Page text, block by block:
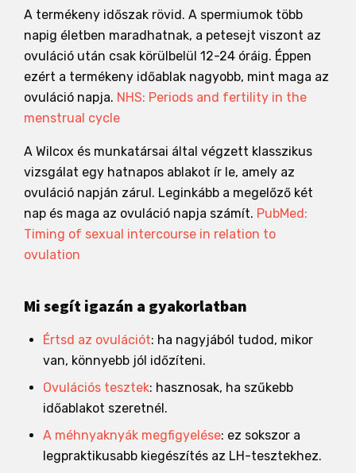
A termékeny időszak rövid. A spermiumok több
napig életben maradhatnak, a petesejt viszont az
ovuláció után csak körülbelül 12-24 óráig. Éppen
ezért a termékeny időablak nagyobb, mint maga az
ovuláció napja. NHS: Periods and fertility in the
menstrual cycle
A Wilcox és munkatársai által végzett klasszikus
vizsgálat egy hatnapos ablakot ír le, amely az
ovuláció napján zárul. Leginkább a megelőző két
nap és maga az ovuláció napja számít. PubMed:
Timing of sexual intercourse in relation to
ovulation
Mi segít igazán a gyakorlatban
Értsd az ovulációt: ha nagyjából tudod, mikor
van, könnyebb jól időzíteni.
Ovulációs tesztek: hasznosak, ha szűkebb
időablakot szeretnél.
A méhnyaknyák megfigyelése: ez sokszor a
legpraktikusabb kiegészítés az LH-tesztekhez.